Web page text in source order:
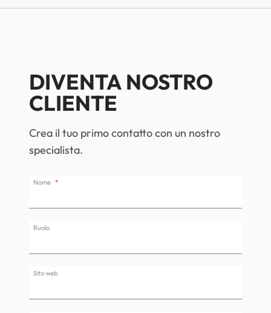
DIVENTA NOSTRO
CLIENTE
Crea il tuo primo contatto con un nostro
specialista.
Nome
Ruolo
Sito web